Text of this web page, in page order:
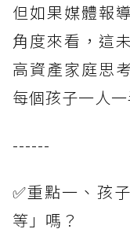
但如果媒體報
角度來看，這
高資產家庭思
每個孩子一人一
------
✅重點一、孩
等」嗎？